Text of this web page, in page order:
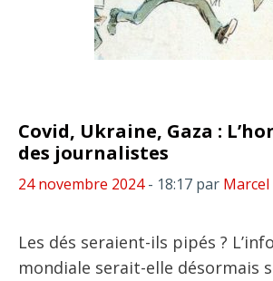
Covid, Ukraine, Gaza :
des journalistes
24 novembre 2024- 18:17 par Marcel
Les dés seraient-ils pipés ?
mondiale serait-elle désormais